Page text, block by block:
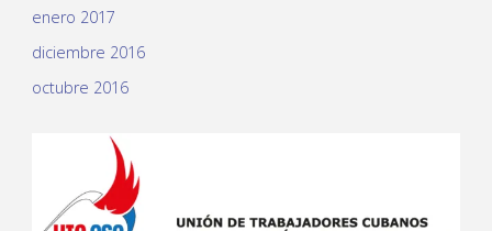
enero 2017
diciembre 2016
octubre 2016